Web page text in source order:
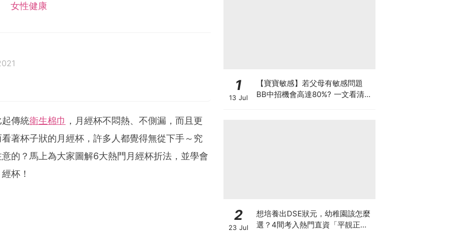
女性健康
傳統衛生棉巾 ，月經杯不悶熱、不側漏，而且更
著杯子狀的月經杯，許多人都覺得無從下手～究
的？馬上為大家圖解6大熱門月經杯折法，並學會
杯！
1
13 Jul
【寶寶敏感】若父母有敏感問題
BB中招機會高達80%? 一文看清預
2
23 Jul
想培養出DSE狀元，幼稚園該怎麼
選？4間考入熱門直資「平靚正」